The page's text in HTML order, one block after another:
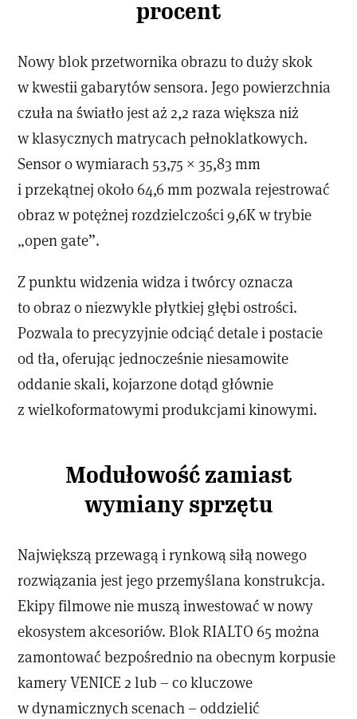
procent
Nowy blok przetwornika obrazu to duży skok
w kwestii gabarytów sensora. Jego powierzchnia
czuła na światło jest aż 2,2 raza większa niż
w klasycznych matrycach pełnoklatkowych.
Sensor o wymiarach 53,75 × 35,83 mm
i przekątnej około 64,6 mm pozwala rejestrować
obraz w potężnej rozdzielczości 9,6K w trybie
„open gate”.
Z punktu widzenia widza i twórcy oznacza
to obraz o niezwykle płytkiej głębi ostrości.
Pozwala to precyzyjnie odciąć detale i postacie
od tła, oferując jednocześnie niesamowite
oddanie skali, kojarzone dotąd głównie
z wielkoformatowymi produkcjami kinowymi.
Modułowość zamiast
wymiany sprzętu
Największą przewagą i rynkową siłą nowego
rozwiązania jest jego przemyślana konstrukcja.
Ekipy filmowe nie muszą inwestować w nowy
ekosystem akcesoriów. Blok RIALTO 65 można
zamontować bezpośrednio na obecnym korpusie
kamery VENICE 2 lub – co kluczowe
w dynamicznych scenach – oddzielić